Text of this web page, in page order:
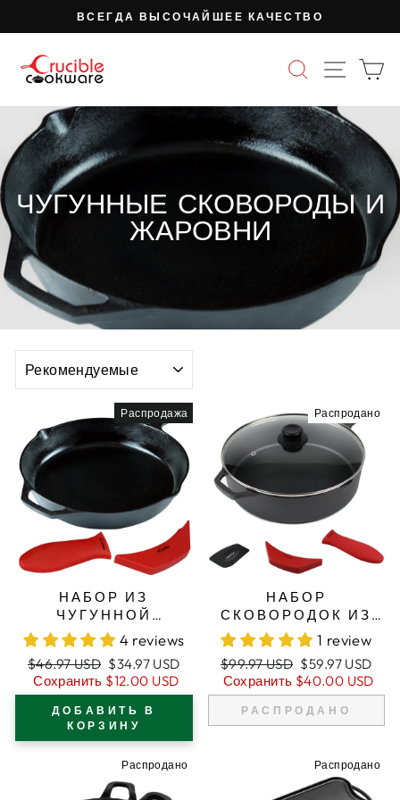
к
содержимому
Пауза
ВСЕГДА ВЫСОЧАЙШЕЕ КАЧЕСТВО
ПОИСК
ЧУГУННЫЕ СКОВОРОДЫ И
ЖАРОВНИ
Распродажа
НАБОР ИЗ
ЧУГУННОЙ
СКОВОРОДЫ 12
ДЮЙМОВ/30,5 СМ,
ЖАРОВНЯ,
СИЛИКОНОВЫЕ
ДЕРЖАТЕЛИ ДЛЯ
РУЧЕК
4 reviews
Обычная
цена
$46.97 USD Цена
продажи
$34.97 USD
Сохранить $12.00 USD
ДОБАВИТЬ В
КОРЗИНУ
Распродано
НАБОР
СКОВОРОДОК ИЗ
ЧУГУНА 12
ДЮЙМОВ/30,5 СМ
(ОЧЕНЬ
ГЛУБОКИЕ),
СИЛИКОНОВЫЕ
ДЕРЖАТЕЛИ ДЛЯ
СТЕКЛЯННАЯ
КРЫШКА, СКРЕБОК
1 review
Обычная
цена
$99.97 USD Цена
продажи
$59.97 USD
Сохранить $40.00 USD
РАСПРОДАНО
Распродано Распродано